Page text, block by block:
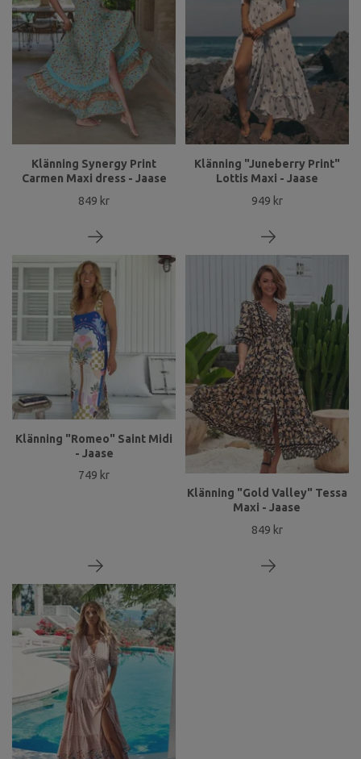
Klänning Synergy Print
Carmen Maxi dress - Jaase
849 kr
Klänning "Juneberry Print"
Lottis Maxi - Jaase
949 kr
Klänning "Romeo" Saint Midi
- Jaase
749 kr
Klänning "Gold Valley" Tessa
Maxi - Jaase
849 kr